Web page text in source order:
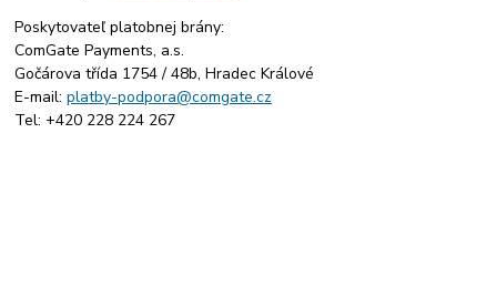
Poskytovateľ platobnej brány:
ComGate Payments, a.s.
Gočárova třída 1754 / 48b, Hradec Králové
E-mail:platby-podpora@comgate.cz
Tel: +420 228 224 267